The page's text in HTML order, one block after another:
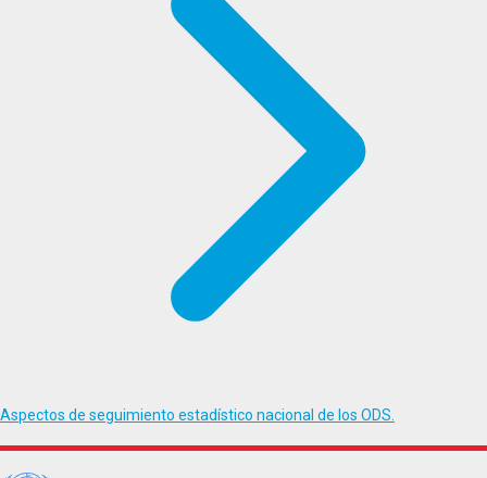
Aspectos de seguimiento estadístico nacional de los ODS.